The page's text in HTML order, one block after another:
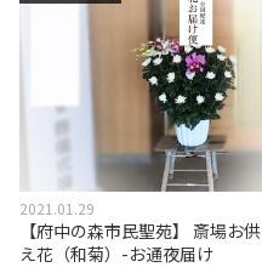
2021.01.29
【府中の森市民聖苑】 斎場お供
え花（和菊）-お通夜届け